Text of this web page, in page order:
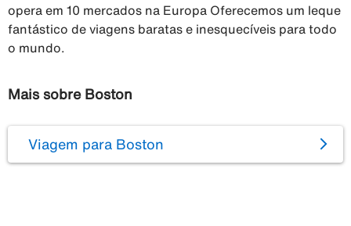
opera em 10 mercados na Europa Oferecemos um leque
fantástico de viagens baratas e inesquecíveis para todo
o mundo.
Mais sobre Boston
Viagem para Boston